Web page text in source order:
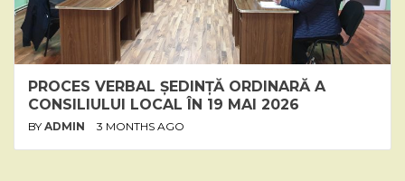
PROCES VERBAL ȘEDINȚĂ ORDINARĂ A
CONSILIULUI LOCAL ÎN 19 MAI 2026
BY ADMIN 3 MONTHS AGO